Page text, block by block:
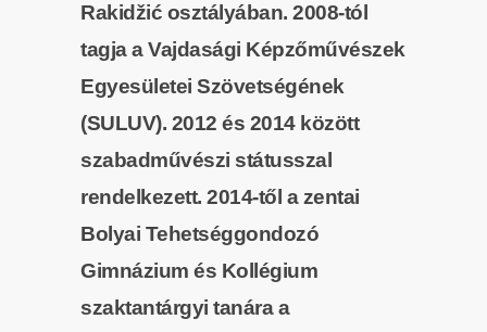
Rakidžić osztályában. 2008-tól
tagja a Vajdasági Képzőművészek
Egyesületei Szövetségének
(SULUV). 2012 és 2014 között
szabadművészi státusszal
rendelkezett. 2014-től a zentai
Bolyai Tehetséggondozó
Gimnázium és Kollégium
szaktantárgyi tanára a